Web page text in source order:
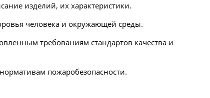
изделий, их характеристики.
человека и окружающей среды.
требованиям стандартов качества и
пожаробезопасности.